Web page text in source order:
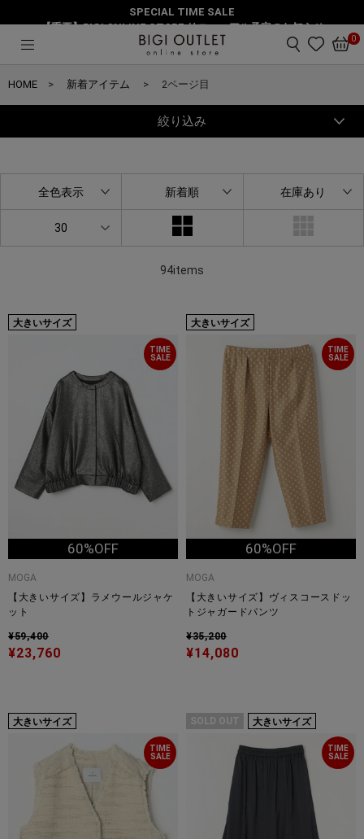
SPECIAL TIME SALE
【重要】BIGI ONLINE STORE リニューアル予定のお知らせ
0
HOME 新着アイテム 2ページ目
絞り込み
94items
全色表示 新着順 在庫あり
30
大きいサイズ
TIME
SALE
60%OFF
MOGA
【大きいサイズ】ラメウールジャケ
ット
¥59,400
¥23,760
大きいサイズ
TIME
SALE
60%OFF
MOGA
【大きいサイズ】ヴィスコースドッ
トジャガードパンツ
¥35,200
¥14,080
大きいサイズ
TIME
SALE
SOLD OUT 大きいサイズ
TIME
SALE